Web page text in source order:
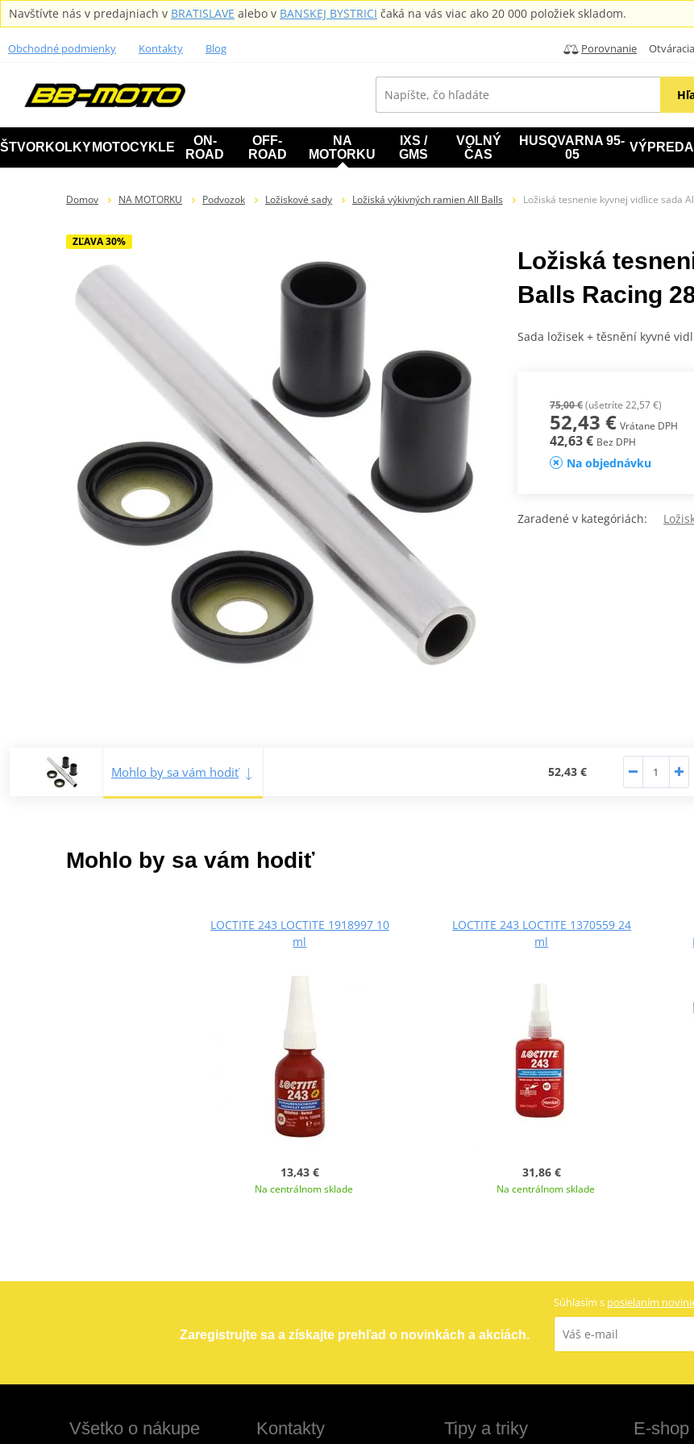
Navštívte nás v predajniach v BRATISLAVE alebo v BANSKEJ BYSTRICI čaká na vás viac ako 20 000 položiek skladom.
Obchodné podmienky Kontakty Blog Porovnanie Otváracia
ŠTVORKOLKY MOTOCYKLE
ON-
ROAD
OFF-
ROAD
NA
MOTORKU
IXS /
GMS
VOLNÝ
ČAS
HUSQVARNA 95-
05
Domov NA MOTORKU Podvozok Ložiskové sady Ložiská výkivných ramien All Balls Ložiská tesnenie kyvnej vidlice sada
ZĽAVA 30%
Ložiská
Balls Racing
Sada ložisek + těsnění kyvné
75,00 €(ušetríte 22,57 €)
52,43 € Vrátane DPH
42,63 € Bez DPH
Na objednávku
Zaradené v kategóriách:
Mohlo by sa vám hodiť 52,43 €
Mohlo by sa vám hodiť
LOCTITE 243 LOCTITE 1918997 10
ml
13,43 €
Na centrálnom sklade
LOCTITE 243 LOCTITE 1370559 24
ml
31,86 €
Na centrálnom sklade
Zaregistrujte sa a získajte prehľad o novinkách a akciách.
Súhlasím s posielaním
Všetko o nákupe Kontakty Tipy a triky E-shop